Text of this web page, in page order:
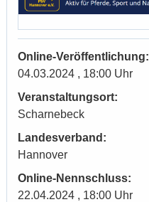
Online-Veröffentlichung:
04.03.2024 , 18:00 Uhr
Veranstaltungsort:
Scharnebeck
Landesverband:
Hannover
Online-Nennschluss:
22.04.2024 , 18:00 Uhr